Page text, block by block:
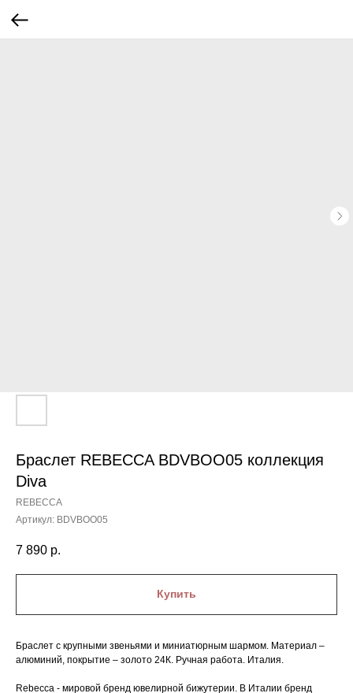
Браслет REBECCA BDVBOO05 коллекция
Diva
REBECCA
Артикул: BDVBOO05
7 890 р.
Купить
Браслет с крупными звеньями и миниатюрным шармом. Материал –
алюминий, покрытие – золото 24К. Ручная работа. Италия.
Rebecca - мировой бренд ювелирной бижутерии. В Италии бренд